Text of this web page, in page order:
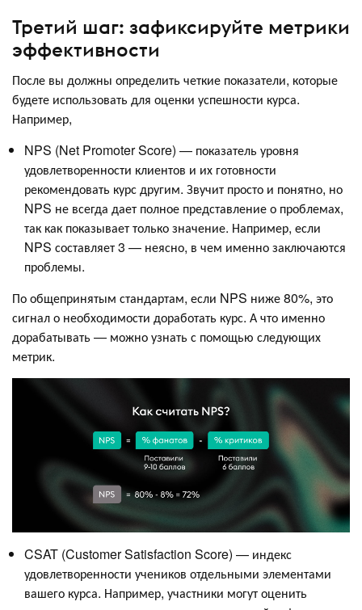
Третий шаг: зафиксируйте метрики
эффективности
После вы должны определить четкие показатели, которые
будете использовать для оценки успешности курса.
Например,
NPS (Net Promoter Score) — показатель уровня
удовлетворенности клиентов и их готовности
рекомендовать курс другим. Звучит просто и понятно, но
NPS не всегда дает полное представление о проблемах,
так как показывает только значение. Например, если
NPS составляет 3 — неясно, в чем именно заключаются
проблемы.
По общепринятым стандартам, если NPS ниже 80%, это
сигнал о необходимости доработать курс. А что именно
дорабатывать — можно узнать с помощью следующих
метрик.
CSAT (Customer Satisfaction Score) — индекс
удовлетворенности учеников отдельными элементами
вашего курса. Например, участники могут оценить